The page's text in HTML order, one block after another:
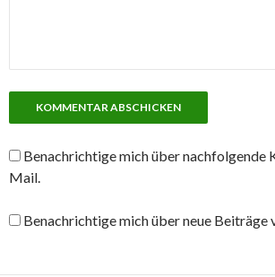
Benachrichtige mich über nachfolgende
Mail.
Benachrichtige mich über neue Beiträge